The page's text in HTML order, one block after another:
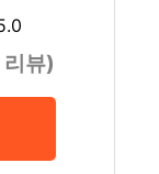
뷰)